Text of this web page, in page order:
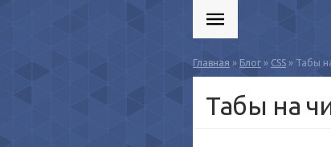
Главная » Блог » CSS » Табы
Табы на